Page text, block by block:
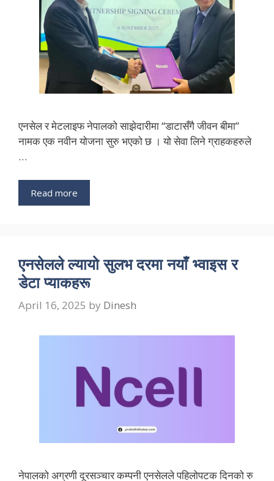
एनसेल र मेटलाइफ नेपालको साझेदारीमा “डाटासँगै जीवन बीमा”
नामक एक नवीन योजना सुरु भएको छ । यो सेवा लिने ग्राहकहरुले
…
Read more
एनसेलले ल्यायो सुलभ दरमा नयाँ भ्वाइस र
डेटा प्याकहरू
April 16, 2025 by Dinesh
नेपालको अग्रणी दूरसञ्चार कम्पनी एनसेलले पहिलोपटक दिनको रु